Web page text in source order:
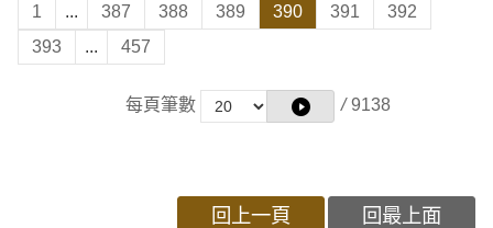
1 ... 387 388 389 390 391
392
393
... 457
每頁筆數 / 9138
回上一頁 回最上面